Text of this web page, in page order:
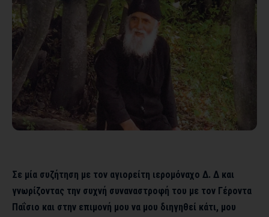
Σε μία συζήτηση με τον αγιορείτη ιερομόναχο Δ. Δ και
γνωρίζοντας την συχνή συναναστροφή του με τον Γέροντα
Παΐσιο και στην επιμονή μου να μου διηγηθεί κάτι, μου